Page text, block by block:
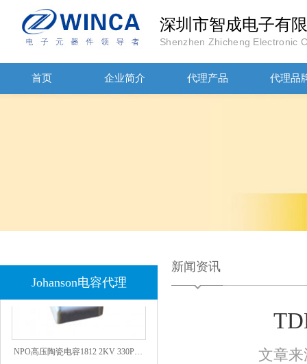
深圳市智成电子有
Shenzhen Zhicheng Electronic
首页 企业简介 代理产品 代理品
Johanson电容代理
JOHANOSN高压贴片电容1206/NPO/1000V/220PF/J档封装
新闻资讯
文章